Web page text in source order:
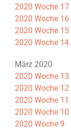
2020 Woche 17
2020 Woche 16
2020 Woche 15
2020 Woche 14
März 2020
2020 Woche 13
2020 Woche 12
2020 Woche 11
2020 Woche 10
2020 Woche 9